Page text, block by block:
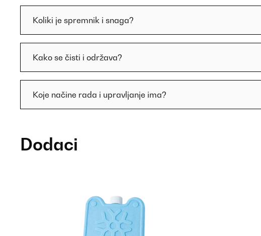
Koliki je spremnik i snaga?
Kako se čisti i održava?
Koje načine rada i upravljanje ima?
Dodaci